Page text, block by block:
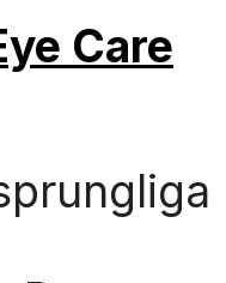
Care